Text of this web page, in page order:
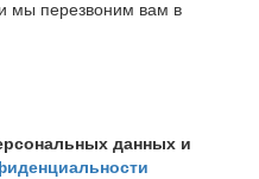
мы перезвоним вам в
данных и